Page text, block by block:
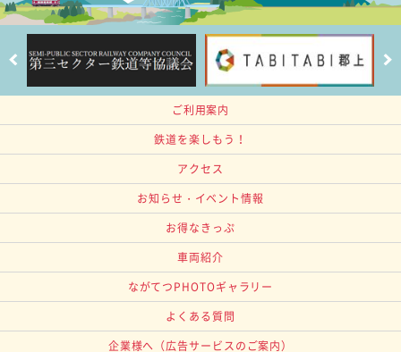
ご利用案内
鉄道を楽しもう！
アクセス
お知らせ・イベント情報
お得なきっぷ
車両紹介
ながてつPHOTOギャラリー
よくある質問
企業様へ （広告サービスのご案内）